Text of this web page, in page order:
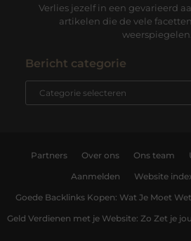
Verlies jezelf in een gevarieerd
artikelen die de vele
weerspiegelen.
Bericht categorie
Partners Over ons Ons team
Aanmelden Website
Goede Backlinks Kopen: Wat Je Moet
Geld Verdienen met je Website: Zo Zet je